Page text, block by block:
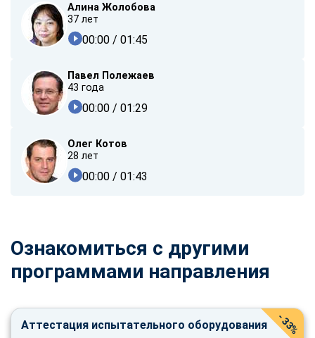
Алина Жолобова
37 лет
00:00 / 01:45
Павел Полежаев
43 года
00:00 / 01:29
Олег Котов
28 лет
00:00 / 01:43
Ознакомиться с другими
программами направления
Аттестация испытательного оборудования - 33%